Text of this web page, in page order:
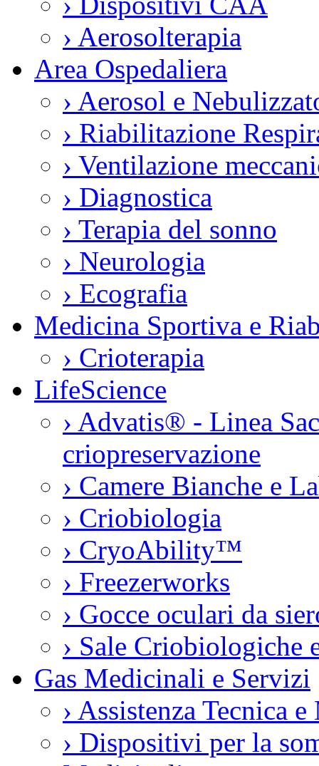
› Aerosolterapia
Area Ospedaliera
› Aerosol e
› Riabilitazione
› Ventilazione
› Diagnostica
› Terapia del sonno
› Neurologia
› Ecografia
Medicina Sportiva e
› Crioterapia
LifeScience
› Advatis® - Linea
criopreservazione
› Camere Bianche e
› Criobiologia
› CryoAbility™
› Freezerworks
› Gocce oculari da
› Sale Criobiologiche
Gas Medicinali e Servizi
› Assistenza Tecnica
› Dispositivi per la